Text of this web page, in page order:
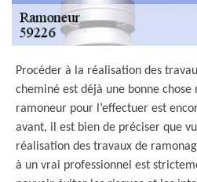
Procéder à la réalisation des
cheminé est déjà une bonne chose
ramoneur pour l’effectuer est
avant, il est bien de préciser que
réalisation des travaux de
à un vrai professionnel est